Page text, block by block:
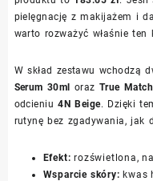
pielęgnację z makijażem i
warto rozważyć właśnie ten
W skład zestawu wchodzą
Serum 30ml
oraz True
odcieniu4N Beige. Dzięki
rutynę bez zgadywania, jak
Efekt: rozświetlona,
Wsparcie skóry: kwas